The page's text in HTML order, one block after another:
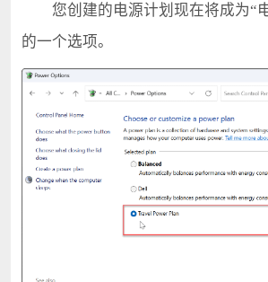
您创建的电源计划现在将成为“
的一个选项。